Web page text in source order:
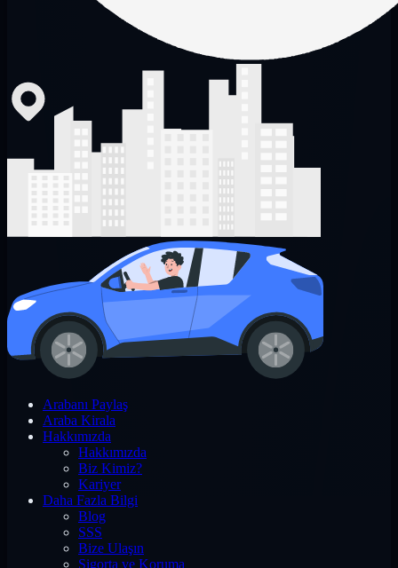
Arabanı Paylaş
Araba Kirala
Hakkımızda
Hakkımızda
Biz Kimiz?
Kariyer
Daha Fazla Bilgi
Blog
SSS
Bize Ulaşın
Sigorta ve Koruma